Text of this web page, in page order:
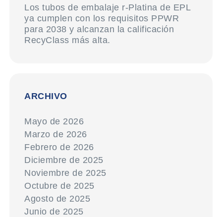
Los tubos de embalaje r-Platina de EPL
ya cumplen con los requisitos PPWR
para 2038 y alcanzan la calificación
RecyClass más alta.
ARCHIVO
Mayo de 2026
Marzo de 2026
Febrero de 2026
Diciembre de 2025
Noviembre de 2025
Octubre de 2025
Agosto de 2025
Junio de 2025